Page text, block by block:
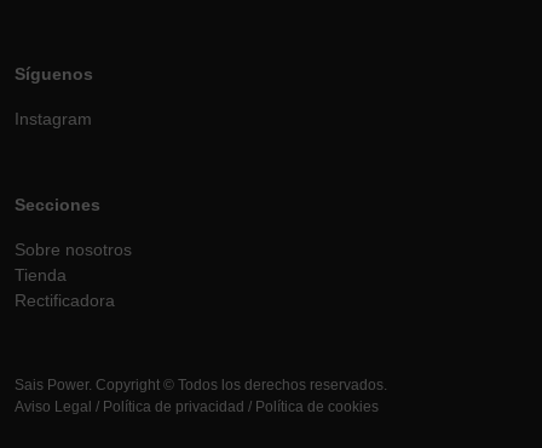
Síguenos
Instagram
Secciones
Sobre nosotros
Tienda
Rectificadora
Sais Power. Copyright © Todos los derechos reservados.
Aviso Legal / Política de privacidad / Política de cookies